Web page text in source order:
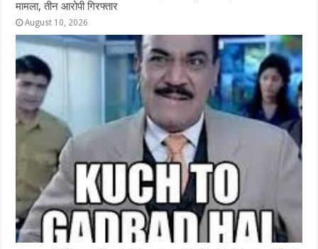
मामला, तीन आरोपी गिरफ्तार
August 10, 2026